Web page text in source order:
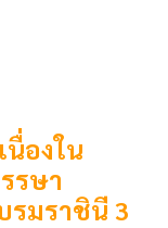
องใน
รษา
รมราชินี 3